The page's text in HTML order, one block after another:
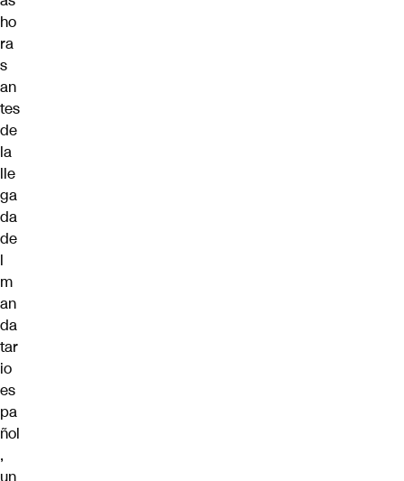
ho
ra
s
an
tes
de
la
lle
ga
da
de
l
m
an
da
tar
io
es
pa
ñol
,
un